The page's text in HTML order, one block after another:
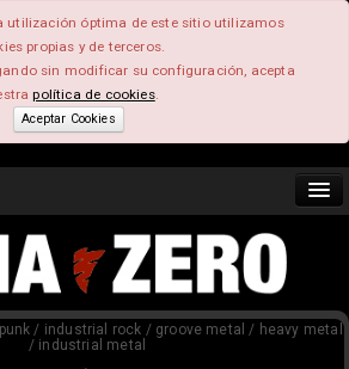
utilización óptima de este sitio utilizamos
propias y de terceros.
sin modificar su configuración, acepta
política de cookies.
Aceptar Cookies
/ industrial rock / groove metal / heavy metal
/ industrial metal